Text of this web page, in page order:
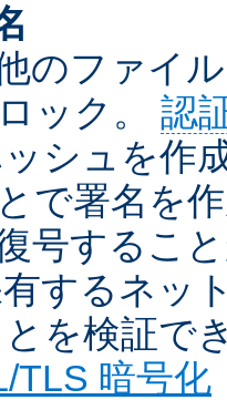
のファイ
ック。 認
シュを作
で署名を
号するこ
するネッ
を検証で
TLS 暗号化